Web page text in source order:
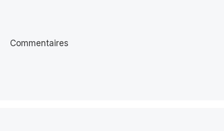
Commentaires